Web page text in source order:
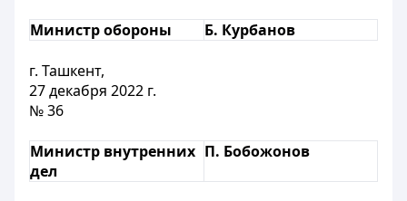
Министр обороны Б. Курбанов
г. Ташкент,
27 декабря 2022 г.
№ 36
Министр внутренних
дел
П. Бобожонов